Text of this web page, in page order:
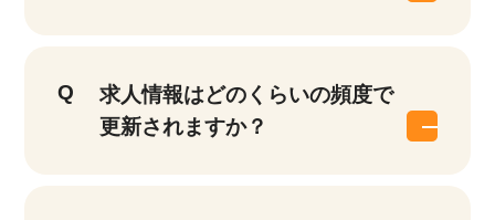
求人情報はどのくらいの頻度で
更新されますか？